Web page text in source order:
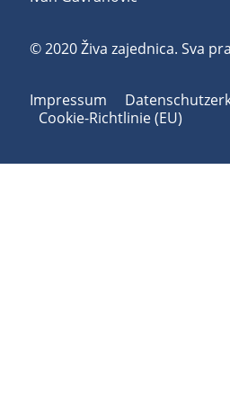
© 2020 Živa zajednica. Sva
Impressum
Cookie-Richtlinie (EU)